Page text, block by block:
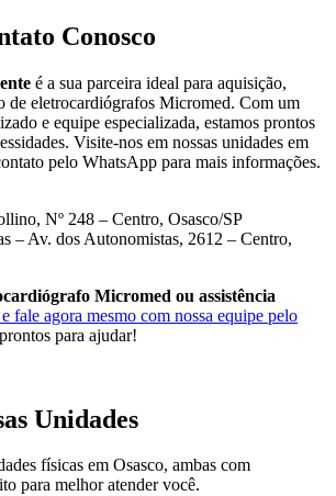
Conosco
é a sua parceira ideal para aquisição,
de eletrocardiógrafos Micromed. Com um
e equipe especializada, estamos prontos
Visite-nos em nossas unidades em
pelo WhatsApp para mais informações.
Nº 248 – Centro, Osasco/SP
– Av. dos Autonomistas, 2612 – Centro,
Micromed ou assistência
fale agora mesmo com nossa equipe pelo
para ajudar!
Unidades
físicas em Osasco, ambas com
para melhor atender você.